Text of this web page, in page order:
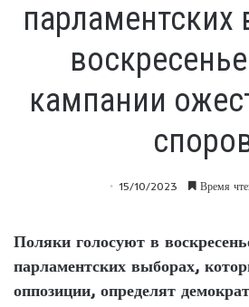
парламентских
кампании
15/10/2023 Время
Поляки голосуют в
парламентских выборах,
оппозиции, определят